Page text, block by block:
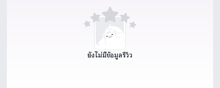
ยังไม่มีข้อมูลรีวิว